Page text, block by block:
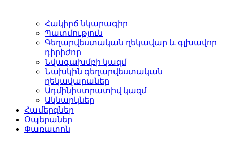
Հակիրճ նկարագիր
Պատմություն
Գեղարվեստական ղեկավար և գլխավոր
դիրիժոր
Նվագախմբի կազմ
Նախկին գեղարվեստական
ղեկավարաներ
Ադմինիստրատիվ կազմ
Ակնարկներ
Համերգներ
Օպերաներ
Փառատոն